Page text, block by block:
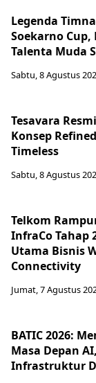
Legenda
Soekarno
Talenta Muda
Sabtu, 8 Agustus
Tesavara
Konsep
Timeless
Sabtu, 8 Agustus
Telkom
InfraCo Tahap
Utama Bisnis
Connectivity
Jumat, 7 Agustus
BATIC 2026:
Masa Depan
Infrastruktur